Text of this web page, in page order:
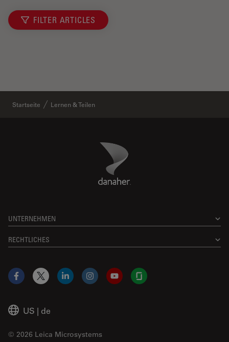
FILTER ARTICLES
Startseite Lernen & Teilen
Danaher Logo
UNTERNEHMEN
RECHTLICHES
US | de
© 2026 Leica Microsystems
Facebook
X LinkedInInstagramYouTubeGlassdoor